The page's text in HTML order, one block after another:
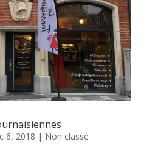
6, 2018 | Non classé